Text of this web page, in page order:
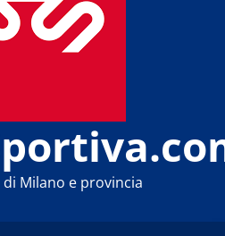
Milano e provincia